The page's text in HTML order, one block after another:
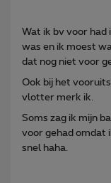
Wat ik bv voor had
was en ik moest
dat nog niet voor
Ook bij het
vlotter merk ik.
Soms zag ik mijn
voor gehad omdat
snel haha.